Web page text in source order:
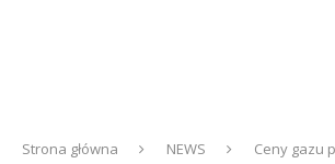
Strona główna NEWS
Ceny gazu